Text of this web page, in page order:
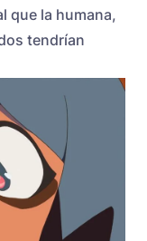
que la humana,
tendrían